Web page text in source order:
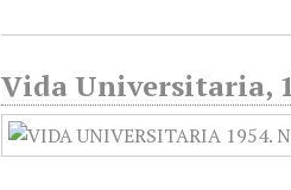
Vida Universitaria,